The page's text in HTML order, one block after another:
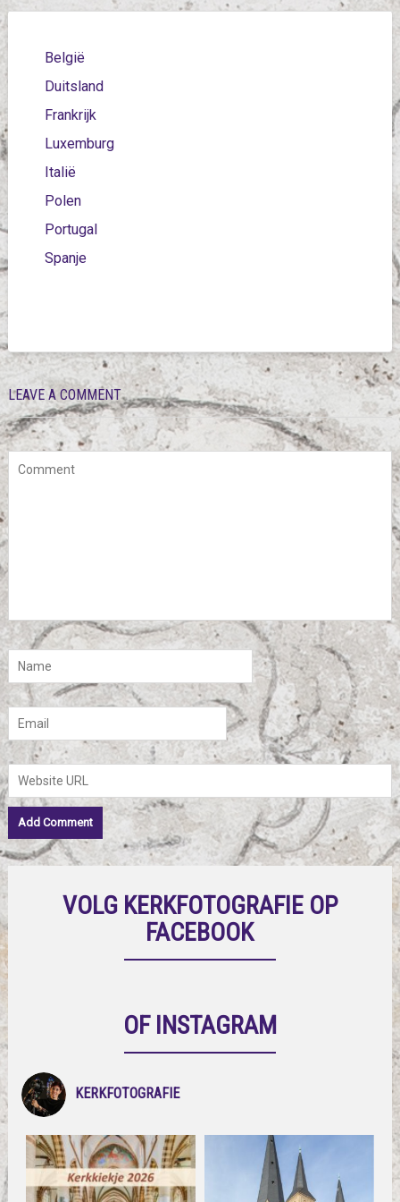
België
Duitsland
Frankrijk
Luxemburg
Italië
Polen
Portugal
Spanje
LEAVE A COMMENT
VOLG KERKFOTOGRAFIE OP
FACEBOOK
OF INSTAGRAM
KERKFOTOGRAFIE